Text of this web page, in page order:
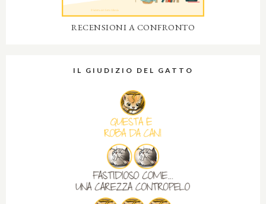
RECENSIONI A CONFRONTO
IL GIUDIZIO DEL GATTO